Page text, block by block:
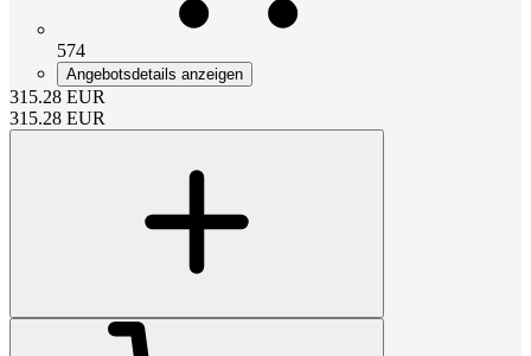
574
Angebotsdetails anzeigen
315.28 EUR
315.28 EUR